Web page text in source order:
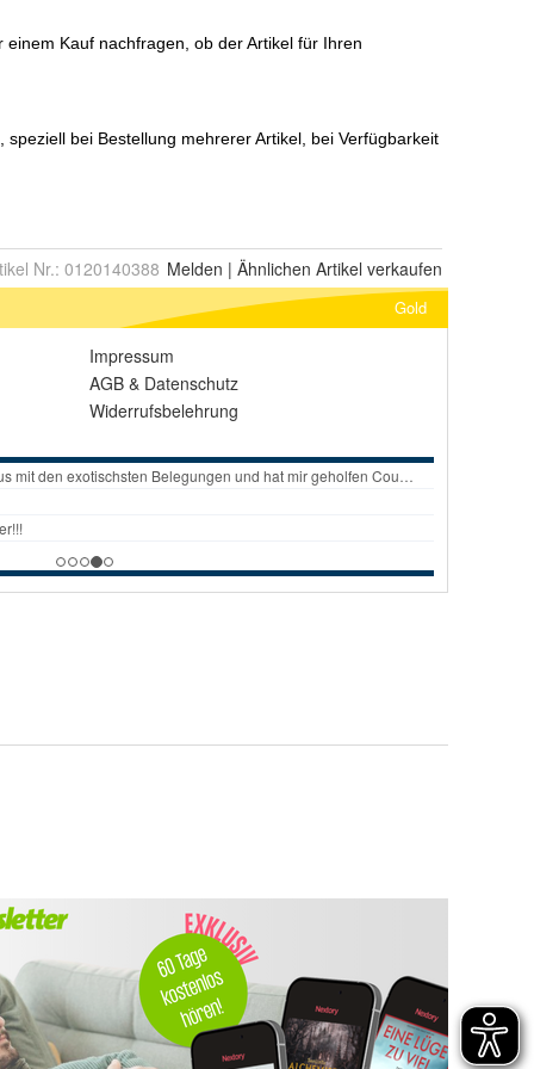
Nr.: 0120140388 Melden | Ähnlichen Artikel verkaufen
Gold
Impressum
AGB & Datenschutz
Widerrufsbelehrung